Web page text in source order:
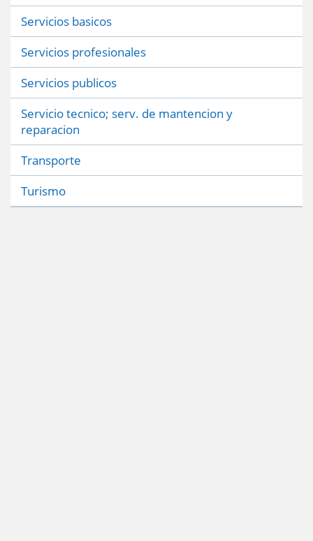
Servicios basicos
Servicios profesionales
Servicios publicos
Servicio tecnico; serv. de mantencion y
reparacion
Transporte
Turismo